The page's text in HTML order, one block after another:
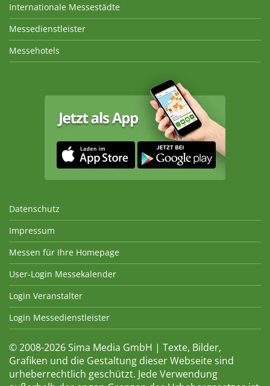
Internationale Messestädte
Messedienstleister
Messehotels
Datenschutz
Impressum
Messen für Ihre Homepage
User-Login Messekalender
Login Veranstalter
Login Messedienstleister
© 2008-2026 Sima Media GmbH | Texte, Bilder,
Grafiken und die Gestaltung dieser Webseite sind
urheberrechtlich geschützt. Jede Verwendung